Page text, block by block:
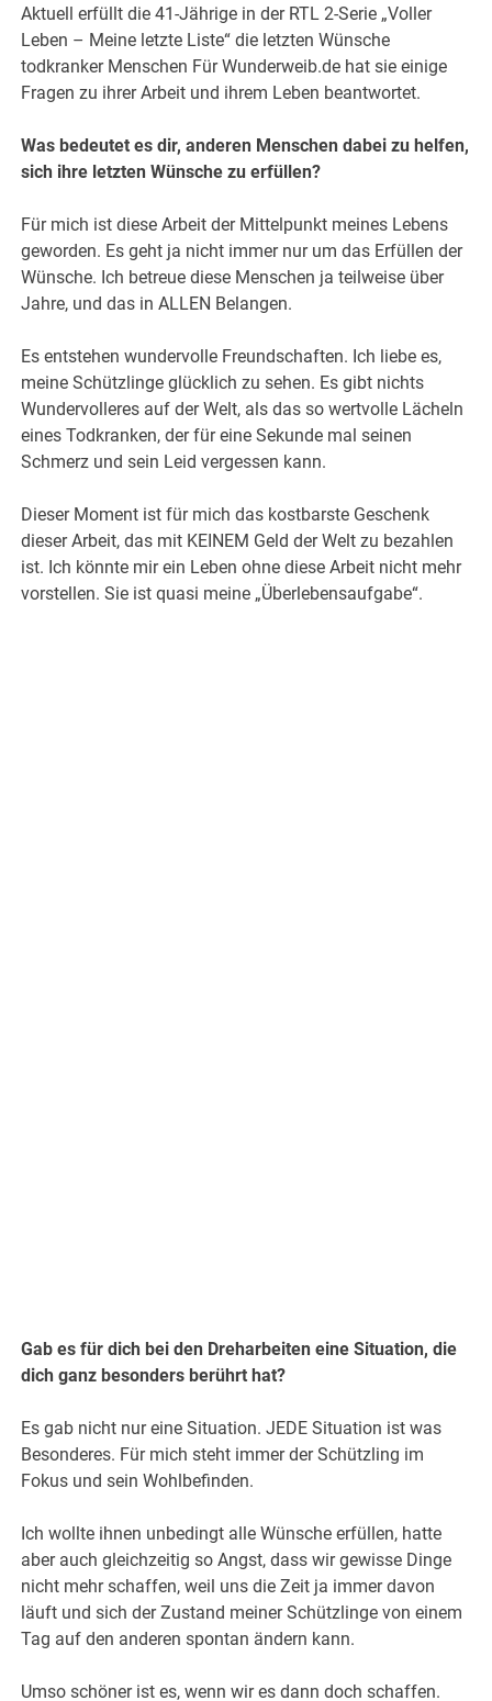
Aktuell erfüllt die 41-Jährige in der RTL 2-Serie „Voller
Leben – Meine letzte Liste“ die letzten Wünsche
todkranker Menschen Für Wunderweib.de hat sie einige
Fragen zu ihrer Arbeit und ihrem Leben beantwortet.
Was bedeutet es dir, anderen Menschen dabei zu helfen,
sich ihre letzten Wünsche zu erfüllen?
Für mich ist diese Arbeit der Mittelpunkt meines Lebens
geworden. Es geht ja nicht immer nur um das Erfüllen der
Wünsche. Ich betreue diese Menschen ja teilweise über
Jahre, und das in ALLEN Belangen.
Es entstehen wundervolle Freundschaften. Ich liebe es,
meine Schützlinge glücklich zu sehen. Es gibt nichts
Wundervolleres auf der Welt, als das so wertvolle Lächeln
eines Todkranken, der für eine Sekunde mal seinen
Schmerz und sein Leid vergessen kann.
Dieser Moment ist für mich das kostbarste Geschenk
dieser Arbeit, das mit KEINEM Geld der Welt zu bezahlen
ist. Ich könnte mir ein Leben ohne diese Arbeit nicht mehr
vorstellen. Sie ist quasi meine „Überlebensaufgabe“.
Gab es für dich bei den Dreharbeiten eine Situation, die
dich ganz besonders berührt hat?
Es gab nicht nur eine Situation. JEDE Situation ist was
Besonderes. Für mich steht immer der Schützling im
Fokus und sein Wohlbefinden.
Ich wollte ihnen unbedingt alle Wünsche erfüllen, hatte
aber auch gleichzeitig so Angst, dass wir gewisse Dinge
nicht mehr schaffen, weil uns die Zeit ja immer davon
läuft und sich der Zustand meiner Schützlinge von einem
Tag auf den anderen spontan ändern kann.
Umso schöner ist es, wenn wir es dann doch schaffen.